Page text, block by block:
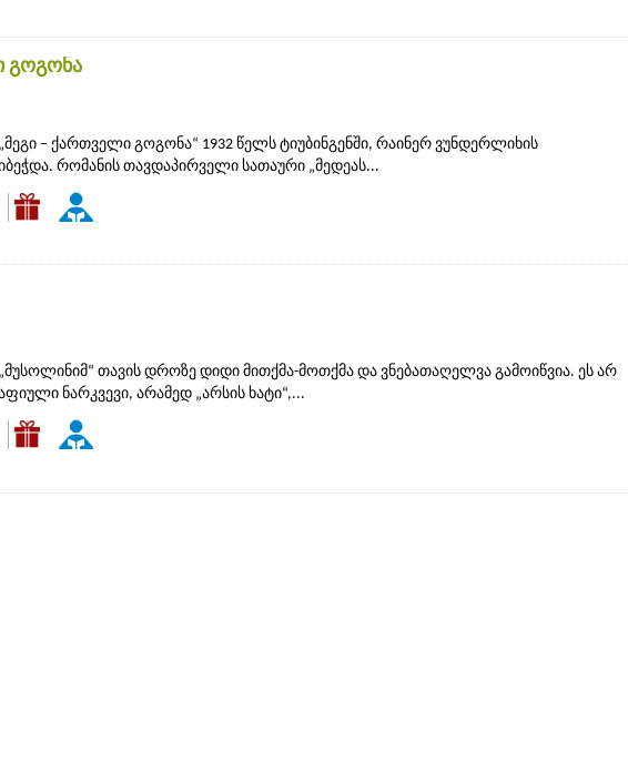
გოგონა
– ქართველი გოგონა“ 1932 წელს ტიუბინგენში, რაინერ ვუნდერლიხის
რომანის თავდაპირველი სათაური „მედეას...
თავის დროზე დიდი მითქმა-მოთქმა და ვნებათაღელვა გამოიწვია. ეს არ
ნარკვევი, არამედ „არსის ხატი“,...